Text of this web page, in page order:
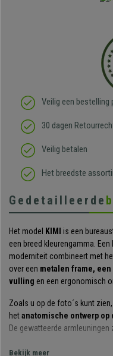
Veilig een bestelling
30 dagen
Veilig betalen
Het breedste
Gedetailleerde
Het model KIMI
is een
een breed kleurengamma.
moderniteit combineert met
over een metalen frame,
vulling en een ergonomisch
Zoals u op de foto´s kunt
hetanatomische ontwerp
De gewatteerde
Dezegebogen armleuningen
Bekijk meer